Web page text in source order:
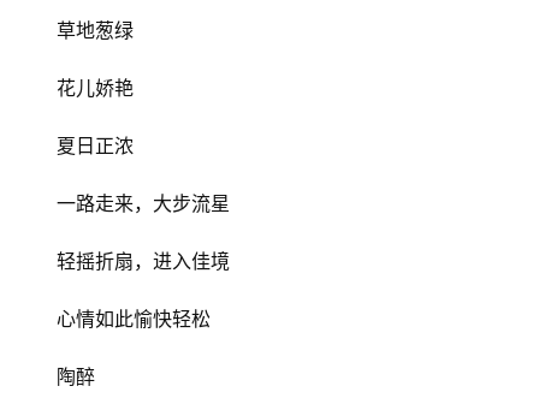
草地葱绿
花儿娇艳
夏日正浓
一路走来，大步流星
轻摇折扇，进入佳境
心情如此愉快轻松
陶醉